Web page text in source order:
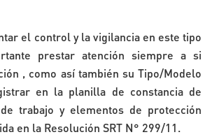
el control y la vigilancia en este tipo
prestar atención siempre a si
, como así también su Tipo/Modelo
en la planilla de constancia de
trabajo y elementos de protección
en la Resolución SRT N° 299/11.